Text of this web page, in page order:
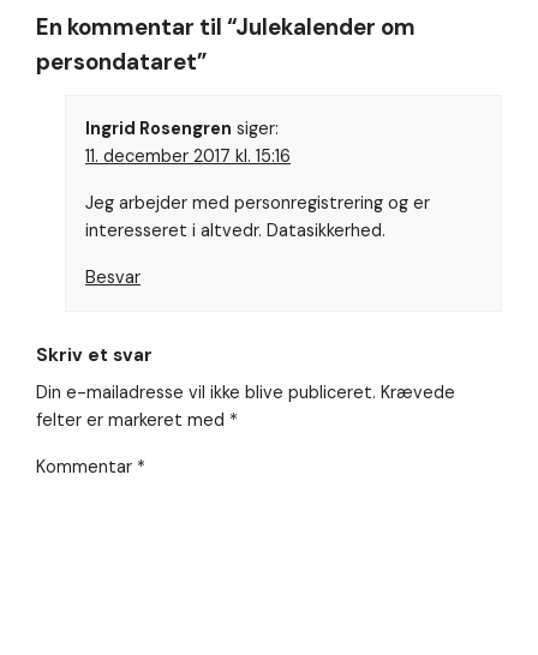
En kommentar til “Julekalender om
persondataret”
Ingrid Rosengren siger:
11. december 2017 kl. 15:16
Jeg arbejder med personregistrering og er
interesseret i altvedr. Datasikkerhed.
Besvar
Skriv et svar
Din e-mailadresse vil ikke blive publiceret. Krævede
felter er markeret med *
Kommentar *
disse cookies.
For at vores
hjemmeside
så godt som
muligt under
dit besøg.
nægter disse
del
fra
hjemmesiden.